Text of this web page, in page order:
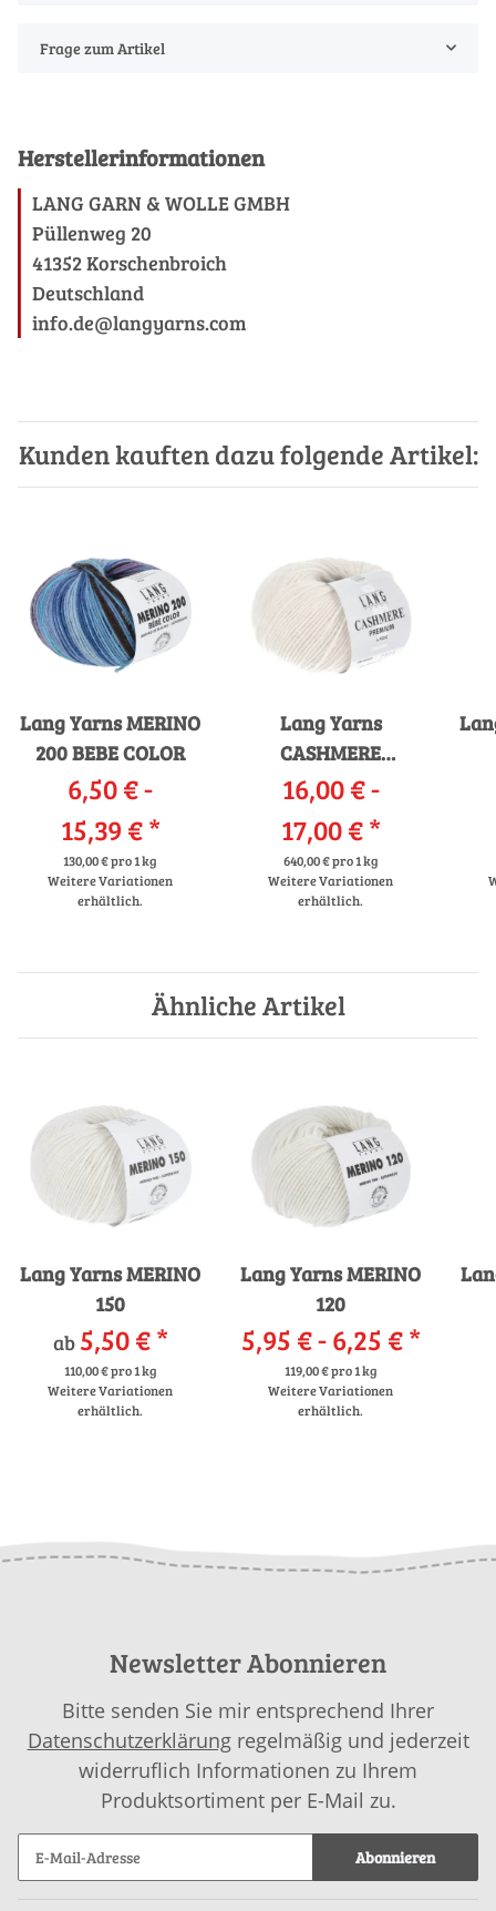
Frage zum Artikel
Herstellerinformationen
LANG GARN & WOLLE GMBH
Püllenweg 20
41352 Korschenbroich
Deutschland
info.de@langyarns.com
Kunden kauften dazu folgende Artikel:
Lang Yarns MERINO
200 BEBE COLOR
6,50 € -
15,39 €*
130,00 € pro 1 kg
Weitere Variationen
erhältlich.
Lang Yarns
CASHMERE
PREMIUM
16,00 € -
17,00 €*
640,00 € pro 1 kg
Weitere Variationen
erhältlich.
Ähnliche Artikel
Lang Yarns MERINO
150
ab 5,50 €*
110,00 € pro 1 kg
Weitere Variationen
erhältlich.
Lang Yarns MERINO
120
5,95 € -6,25 €*
119,00 € pro 1 kg
Weitere Variationen
erhältlich.
Newsletter Abonnieren
Bitte senden Sie mir entsprechend Ihrer
Datenschutzerklärungregelmäßig und jederzeit
widerruflich Informationen zu Ihrem
Produktsortiment per E-Mail zu.
Abonnieren